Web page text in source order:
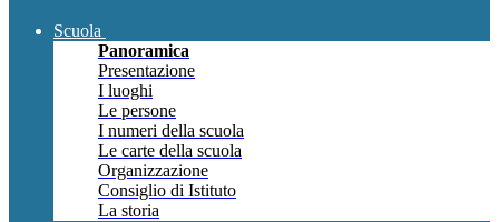
Scuola
Panoramica
Presentazione
I luoghi
Le persone
I numeri della scuola
Le carte della scuola
Organizzazione
Consiglio di Istituto
La storia